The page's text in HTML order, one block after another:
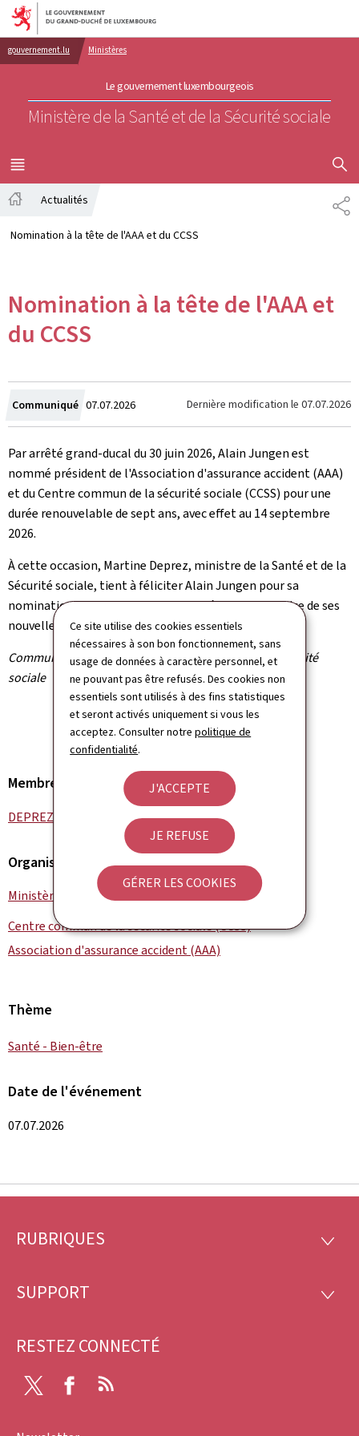
Ce site utilise des cookies essentiels
nécessaires à son bon fonctionnement, sans
usage de données à caractère personnel, et
ne pouvant pas être refusés. Des cookies non
essentiels sont utilisés à des fins statistiques
et seront activés uniquement si vous les
acceptez. Consulter notrepolitique de
confidentialité.
J'ACCEPTE
JE REFUSE
GÉRER LES COOKIES
Aller au menu principal
Aller au contenu
gouvernement.lu Ministères
Le gouvernement luxembourgeois
Ministère de la Santé et de la Sécurité sociale
MENU
PRINCIPAL
Actualités
Nomination à la tête de l'AAA et du CCSS
Nomination à la tête de l'AAA et
du CCSS
Communiqué Crée
le
07.07.2026 Dernière modification le 07.07.2026
Par arrêté grand-ducal du 30 juin 2026, Alain Jungen est
nommé président de l'Association d'assurance accident (AAA)
et du Centre commun de la sécurité sociale (CCSS) pour une
durée renouvelable de sept ans, avec effet au 14 septembre
2026.
À cette occasion, Martine Deprez, ministre de la Santé et de la
Sécurité sociale, tient à féliciter Alain Jungen pour sa
nomination et lui souhaite plein succès dans l'exercice de ses
nouvelles fonctions au service de la sécurité sociale.
Communiqué par le ministère de la Santé et de la Sécurité
sociale
Membre du gouvernement
DEPREZ Martine
Organisation
Ministère de la Santé et de la Sécurité sociale
Centre commun de la sécurité sociale (CCSS)
Association d'assurance accident (AAA)
Thème
Santé - Bien-être
Date de l'événement
07.07.2026
Pied
page
RUBRIQUES
SUPPORT
RESTEZ CONNECTÉ
Facebook